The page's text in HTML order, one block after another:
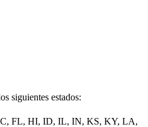
siguientes estados:
FL, HI, ID, IL, IN, KS, KY, LA,